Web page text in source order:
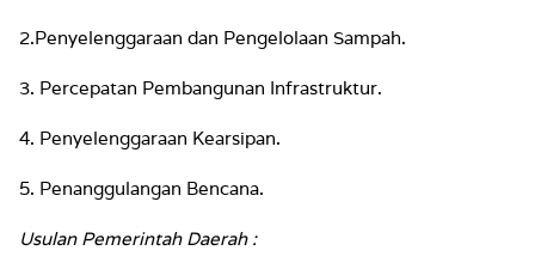
2.Penyelenggaraan dan Pengelolaan Sampah.
3. Percepatan Pembangunan Infrastruktur.
4. Penyelenggaraan Kearsipan.
5. Penanggulangan Bencana.
Usulan Pemerintah Daerah :